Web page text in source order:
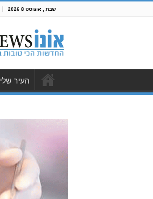
שבת , אוגוסט 8 2026
העיר שלי